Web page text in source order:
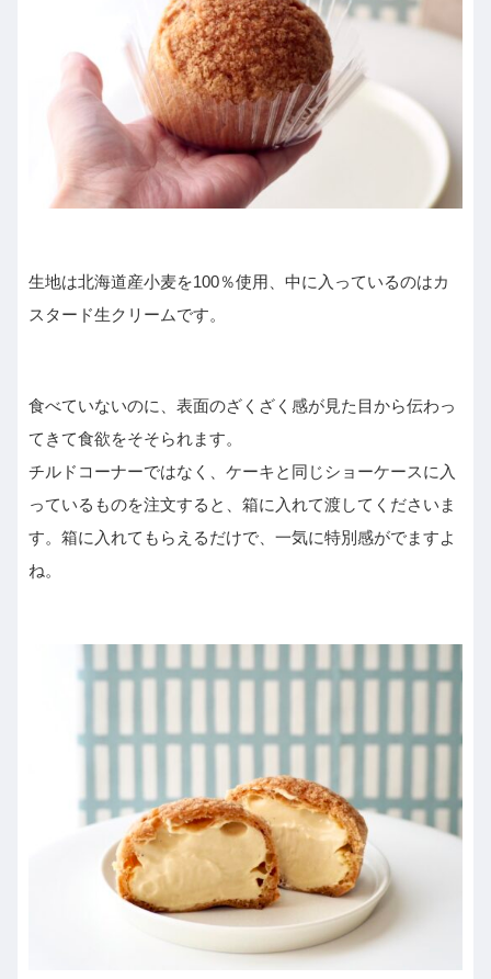
生地は北海道産小麦を100％使用、中に入っているのはカ
スタード生クリームです。
食べていないのに、表面のざくざく感が見た目から伝わっ
てきて食欲をそそられます。
チルドコーナーではなく、ケーキと同じショーケースに入
っているものを注文すると、箱に入れて渡してくださいま
す。箱に入れてもらえるだけで、一気に特別感がでますよ
ね。